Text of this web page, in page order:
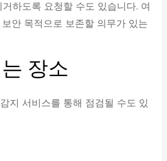
하도록 요청할 수도 있습니다. 여
안 목적으로 보존할 의무가 있는
장소
지 서비스를 통해 점검될 수도 있